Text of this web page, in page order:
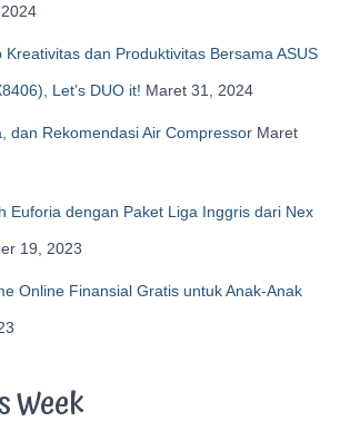
Kreativitas dan Produktivitas Bersama ASUS
Let’s DUO it! Maret 31, 2024
dan Rekomendasi Air Compressor Maret
Euforia dengan Paket Liga Inggris dari Nex
19, 2023
Online Finansial Gratis untuk Anak-Anak
Week